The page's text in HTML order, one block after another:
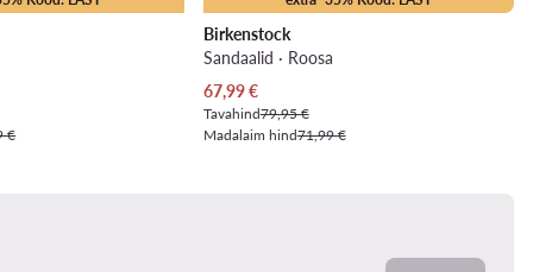
€
Birkenstock
Sandaalid · Roosa
Praegune hind
67,99€
Tavahind79,95 €
Madalaim hind71,99 €